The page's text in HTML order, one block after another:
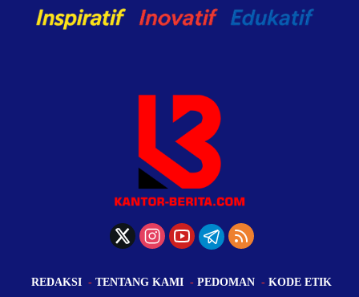
REDAKSI TENTANG KAMI PEDOMAN KODE ETIK